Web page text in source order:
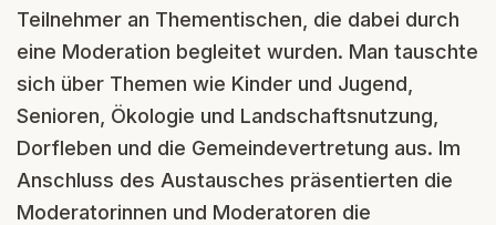
Teilnehmer an Thementischen, die dabei durch
eine Moderation begleitet wurden. Man tauschte
sich über Themen wie Kinder und Jugend,
Senioren, Ökologie und Landschaftsnutzung,
Dorfleben und die Gemeindevertretung aus. Im
Anschluss des Austausches präsentierten die
Moderatorinnen und Moderatoren die